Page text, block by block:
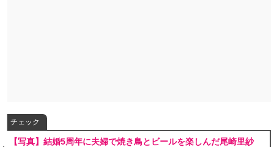
チェック
【写真】結婚5周年に夫婦で焼き鳥とビールを楽しんだ尾崎里紗